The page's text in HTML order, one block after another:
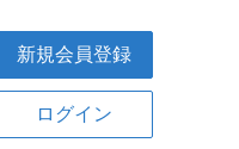
新規会員登録
ログイン